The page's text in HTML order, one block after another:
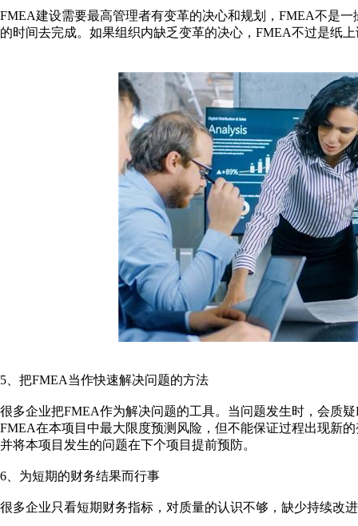
FMEA建设需要最高管理者有变革的决心和规划，FMEA不是
的时间去完成。如果组织内缺乏变革的决心，FMEA不过是纸
5、把FMEA当作快速解决问题的方法
很多企业把FMEA作为解决问题的工具。当问题发生时，会质
FMEA在本项目中最大限度预测风险，但不能保证过程出现新
并将本项目发生的问题在下个项目提前预防。
6、为短期的财务结果而行事
很多企业只看短期财务指标，对质量的认识不够，缺少持续改